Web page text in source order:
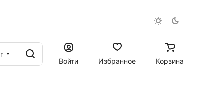
Войти
Избранное Корзина